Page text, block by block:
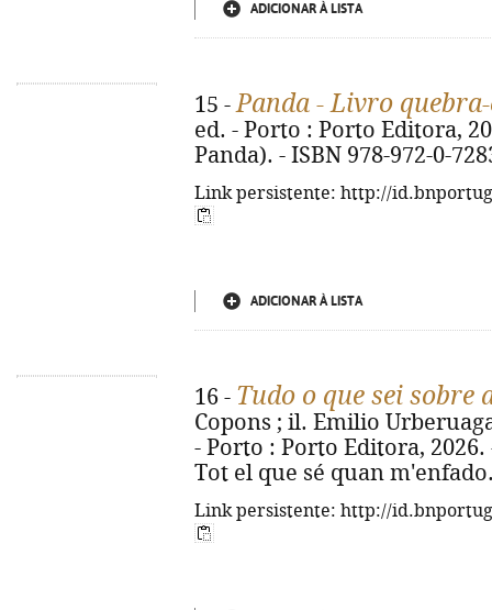
ADICIONAR À LISTA
15 -Panda - Livro
ed. - Porto : Porto Editora,
Panda). - ISBN 978-972-0-
Link persistente: http://
ADICIONAR À LISTA
16 - Tudo o que sei sobre
Copons ; il. Emilio
- Porto : Porto Editora,
Tot el que sé quan
Link persistente: http://